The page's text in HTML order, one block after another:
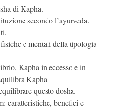
di Kapha.
secondo l’ayurveda.
e mentali della tipologia
Kapha in eccesso e in
Kapha.
questo dosha.
caratteristiche, benefici e